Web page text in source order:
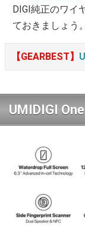
DIGI純正のワイ
ておきましょう
【GEARBEST】
UMIDIGI